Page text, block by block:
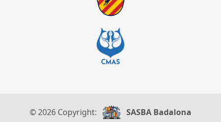
© 2026 Copyright: SASBA Badalona